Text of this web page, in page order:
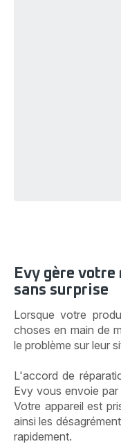
Evy gère
sans surprise
Lorsque votre
choses en main de
le problème sur leur
L'accord de
Evy vous envoie
Votre appareil est
ainsi les
rapidement.